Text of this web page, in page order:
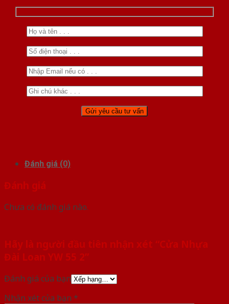
Đánh giá (0)
Đánh giá
Chưa có đánh giá nào.
Hãy là người đầu tiên nhận xét “Cửa Nhựa
Đài Loan YW 55 2”
Đánh giá của bạn
Nhận xét của bạn *